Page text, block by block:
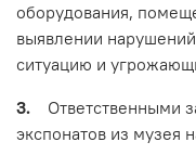
оборудования,
выявлении
ситуацию и
3. Ответственными
экспонатов из музея